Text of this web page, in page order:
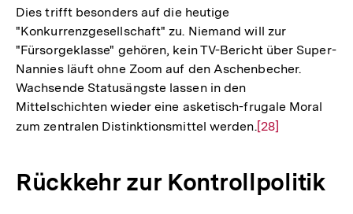
Dies trifft besonders auf die heutige
"Konkurrenzgesellschaft" zu. Niemand will zur
"Fürsorgeklasse" gehören, kein TV-Bericht über Super-
Nannies läuft ohne Zoom auf den Aschenbecher.
Wachsende Statusängste lassen in den
Mittelschichten wieder eine asketisch-frugale Moral
zum zentralen Distinktionsmittel werden.Zur
Fußnote
[28]
Rückkehr zur Kontrollpolitik